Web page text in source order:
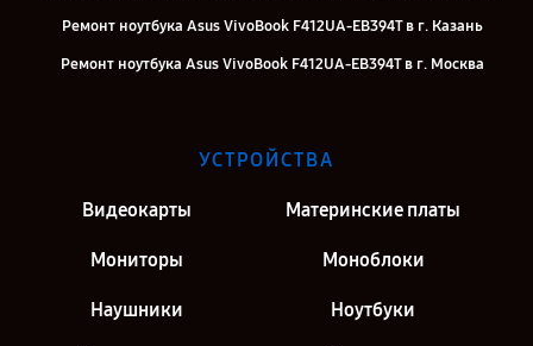
Ремонт ноутбука Asus VivoBook F412UA-EB394T в г. Казань
Ремонт ноутбука Asus VivoBook F412UA-EB394T в г. Москва
УСТРОЙСТВА
Видеокарты Материнские платы
Мониторы Моноблоки
Наушники Ноутбуки